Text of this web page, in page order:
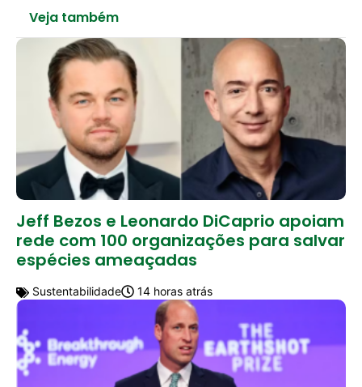
Veja também
Jeff Bezos e Leonardo DiCaprio apoiam
rede com 100 organizações para salvar
espécies ameaçadas
Sustentabilidade 14 horas atrás